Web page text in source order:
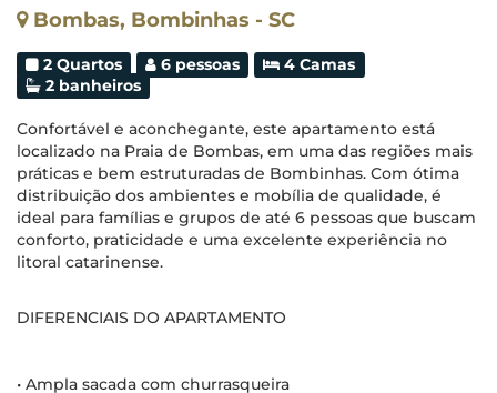
Bombas, Bombinhas - SC
2 Quartos 6 pessoas
4 Camas
2 banheiros
Confortável e aconchegante, este apartamento está
localizado na Praia de Bombas, em uma das regiões mais
práticas e bem estruturadas de Bombinhas. Com ótima
distribuição dos ambientes e mobília de qualidade, é
ideal para famílias e grupos de até 6 pessoas que buscam
conforto, praticidade e uma excelente experiência no
litoral catarinense.
DIFERENCIAIS DO APARTAMENTO
• Ampla sacada com churrasqueira